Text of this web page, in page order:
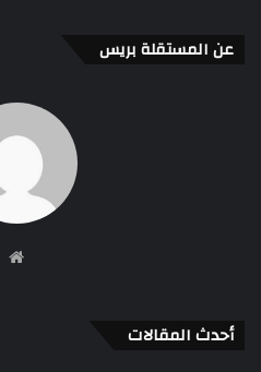
عن المستقلة بريس
أحدث المقالات